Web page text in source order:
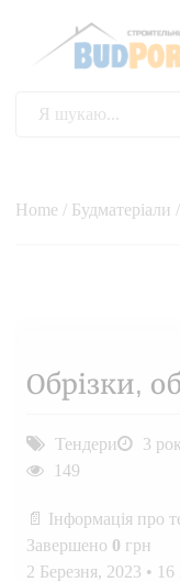
Home / Будматеріали
Обрізки,
Тендери 3
149
📄 Інформація про
Завершено 0 грн
2 Березня, 2023 • 16